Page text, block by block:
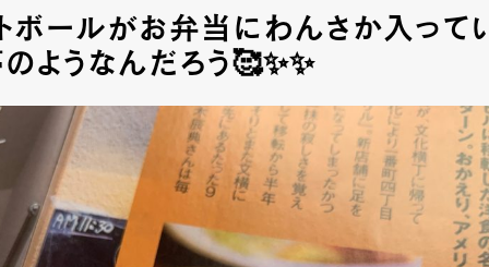
ボールがお弁当にわんさか入って
ようなんだろう🥰✨✨